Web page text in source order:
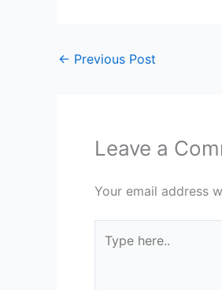
← Previous Post
Leave a
Your email address
here..